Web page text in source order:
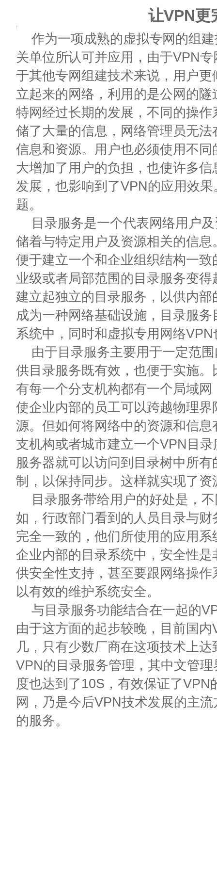
让VPN更
作为一项成熟的虚拟专网的组
关单位所认可并应用，由于VPN
于其他专网组建技术来说，用户
立起来的网络，利用的是公网的
特网经过长期的发展，不同的操
储了大量的信息，网络管理员无
信息和资源。用户也必须使用不
大增加了用户的负担，也使许多
发展，也影响到了VPN的应用效
题。
目录服务是一个代表网络用户
储着与特定用户及资源相关的信
便于建立一个和企业组织结构一
业级或者局部范围的目录服务变
建立起独立的目录服务，以供内
成为一种网络基础设施，目录服
系统中，同时和虚拟专用网络
由于目录服务主要用于一定范
供目录服务既有效，也便于实施
有每一个分支机构都有一个局域
使企业内部的员工可以跨越物理
源。但如何将网络中的资源和信
支机构或者城市建立一个VPN目
服务器就可以访问到目录树中所
制，以保持同步。这样就实现了
目录服务带给用户的好处是，
如，行政部门看到的人员目录与
完全一致的，他们所使用的应用
企业内部的目录系统中，安全性
供安全性支持，甚至要跟网络操
以有效的维护系统安全。
与目录服务功能结合在一起的
由于这方面的起步较晚，目前国
几，只有少数厂商在这项技术上
VPN的目录服务管理，其中文管
度也达到了10S，有效保证了
网，乃是今后VPN技术发展的主
的服务。